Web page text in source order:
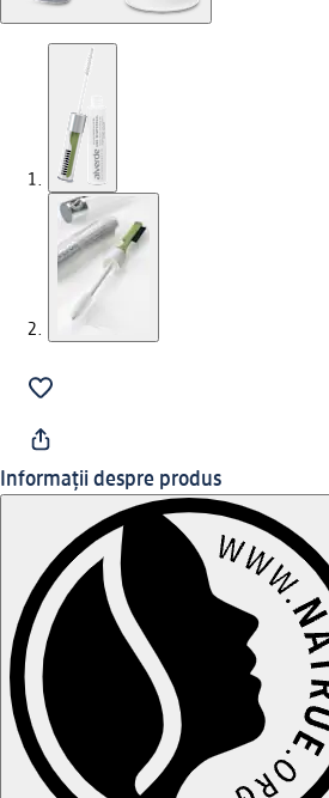
Informații despre produs